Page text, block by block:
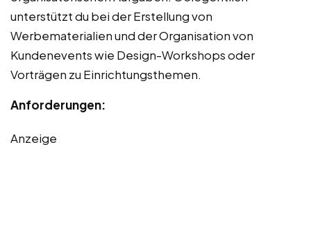
unterstützt du bei der Erstellung von
Werbematerialien und der Organisation von
Kundenevents wie Design-Workshops oder
Vorträgen zu Einrichtungsthemen.
Anforderungen:
Anzeige